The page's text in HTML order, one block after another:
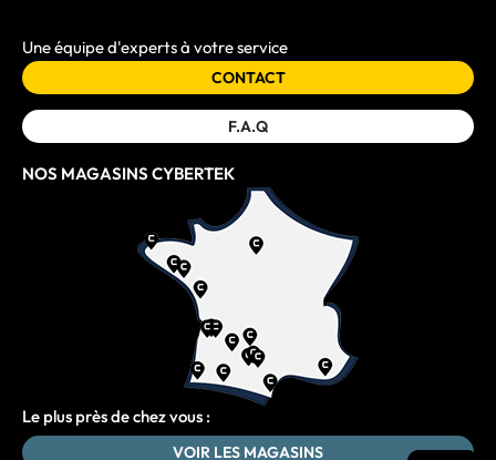
Une équipe d'experts à votre service
CONTACT
F.A.Q
NOS MAGASINS CYBERTEK
Le plus près de chez vous :
VOIR LES MAGASINS